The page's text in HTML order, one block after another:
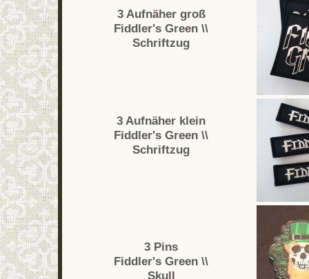
3 Aufnäher groß
Fiddler's Green \\
Schriftzug
3 Aufnäher klein
Fiddler's Green \\
Schriftzug
3 Pins
Fiddler's Green \\
Skull